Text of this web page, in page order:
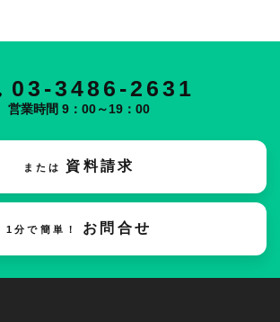
03-3486-2631
営業時間 9：00～19：00
または 資料請求
1分で簡単！ お問合せ